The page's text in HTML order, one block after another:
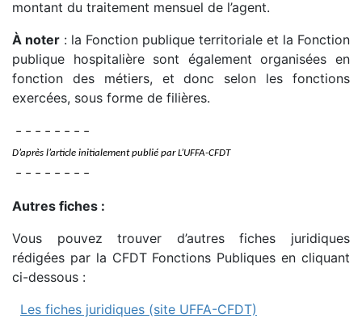
montant du traitement mensuel de l’agent.
À noter : la Fonction publique territoriale et la Fonction
publique hospitalière sont également organisées en
fonction des métiers, et donc selon les fonctions
exercées, sous forme de filières.
– – – – – – – –
D’après l’article initialement publié par L’UFFA-CFDT
– – – – – – – –
Autres fiches :
Vous pouvez trouver d’autres fiches juridiques
rédigées par la CFDT Fonctions Publiques en cliquant
ci-dessous :
Les fiches juridiques (site UFFA-CFDT)